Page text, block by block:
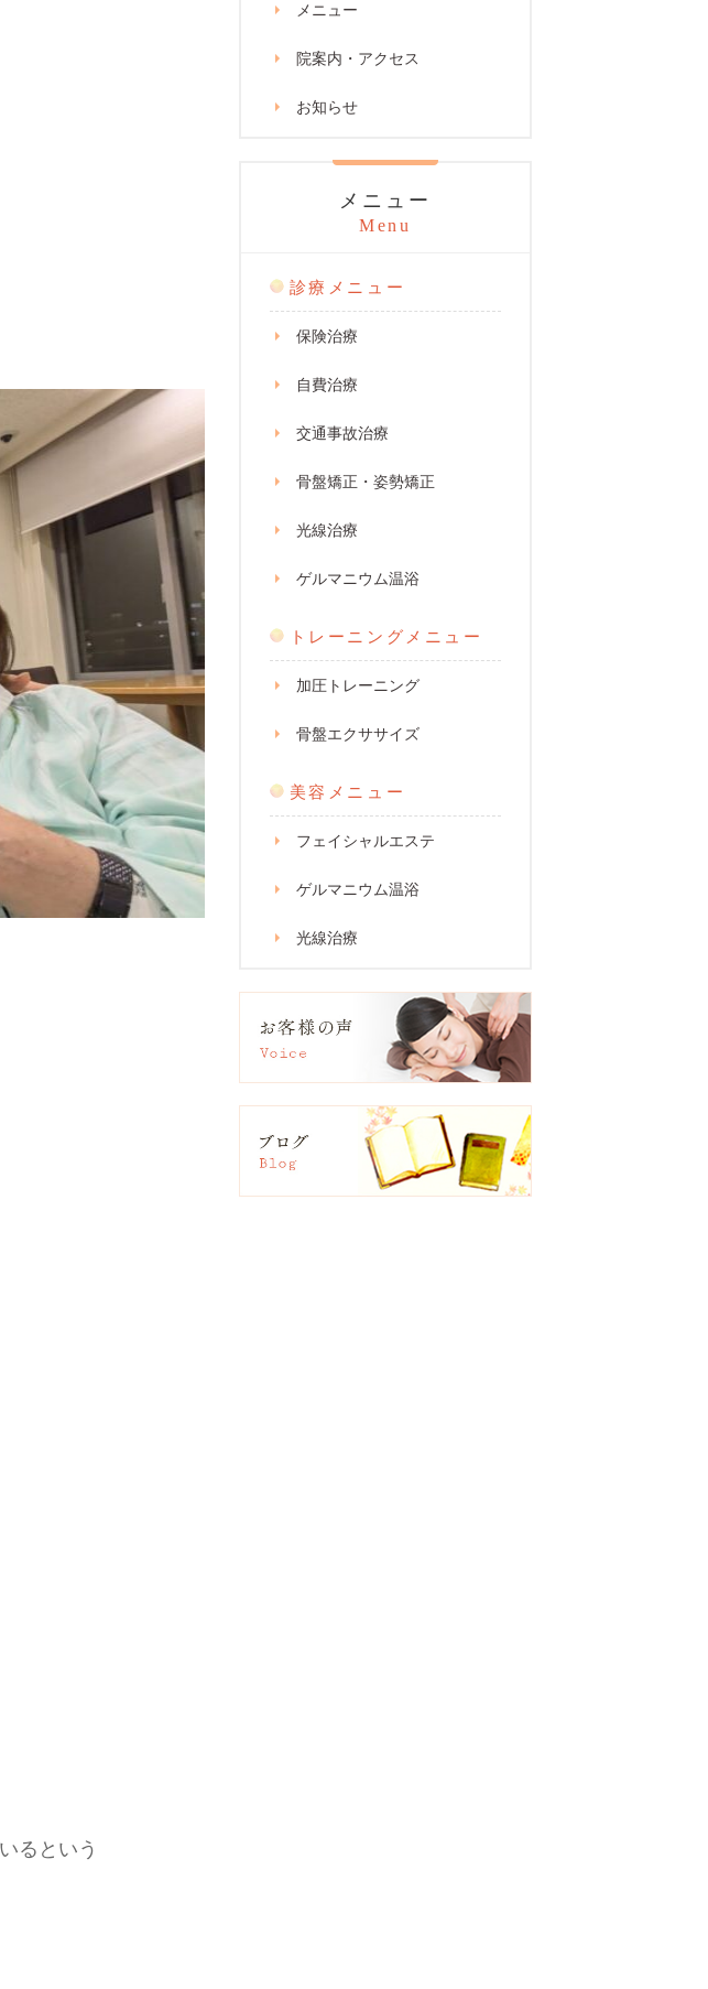
るという
メニュー
院案内・アクセス
お知らせ
メニュー
Menu
診療メニュー
保険治療
自費治療
交通事故治療
骨盤矯正・姿勢矯正
光線治療
ゲルマニウム温浴
トレーニングメニュー
加圧トレーニング
骨盤エクササイズ
美容メニュー
フェイシャルエステ
ゲルマニウム温浴
光線治療